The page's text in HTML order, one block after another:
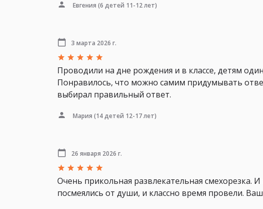
Евгения (6 детей 11-12 лет)
3 марта 2026 г.
Проводили на дне рождения и в классе, детям
Понравилось, что можно самим придумывать
выбирал правильный ответ.
Мария (14 детей 12-17 лет)
26 января 2026 г.
Очень прикольная развлекательная смехорезка.
посмеялись от души, и классно время провели.